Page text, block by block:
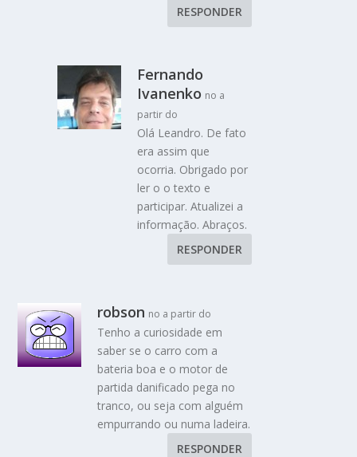
RESPONDER
Fernando
Ivanenko no a
partir do
Olá Leandro. De fato
era assim que
ocorria. Obrigado por
ler o o texto e
participar. Atualizei a
informação. Abraços.
RESPONDER
robson no a partir do
Tenho a curiosidade em
saber se o carro com a
bateria boa e o motor de
partida danificado pega no
tranco, ou seja com alguém
empurrando ou numa ladeira.
RESPONDER